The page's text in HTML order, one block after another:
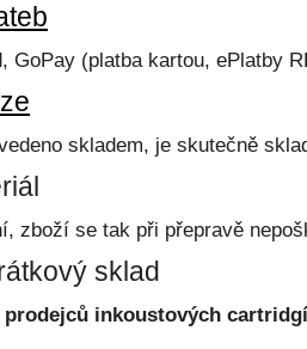
GoPay (platba kartou, ePlatby
skladem, je skutečně
zboží se tak při přepravě
sklad
inkoustových